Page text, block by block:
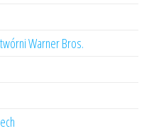
Warner Bros.